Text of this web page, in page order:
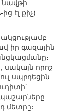
նավթի
էլ քիչ)
իր գազային
սակայն որոշ
սպրդեցին
մետրը։